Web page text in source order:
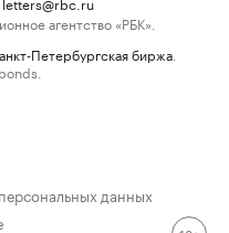
агентство «РБК».
Петербургская биржа
данных